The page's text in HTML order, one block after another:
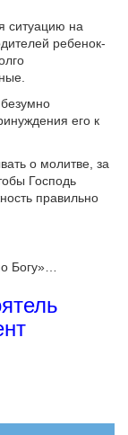
ситуацию на
ребенок-
его к
о молитве, за
Господь
правильно
Богу»…